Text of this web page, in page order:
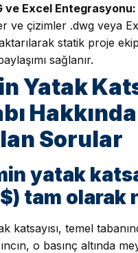
ve Excel Entegrasyonu:
ve çizimler .dwg veya
statik proje
sağlanır.
Yatak
Sorular
yatak
tam olarak
katsayısı, temel
o basınç altında